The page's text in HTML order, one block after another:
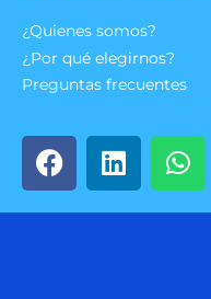
¿Quienes somos?
¿Por qué elegirnos?
Preguntas frecuentes